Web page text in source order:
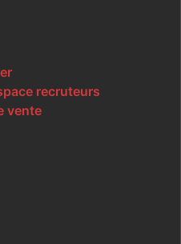
recruteurs
vente